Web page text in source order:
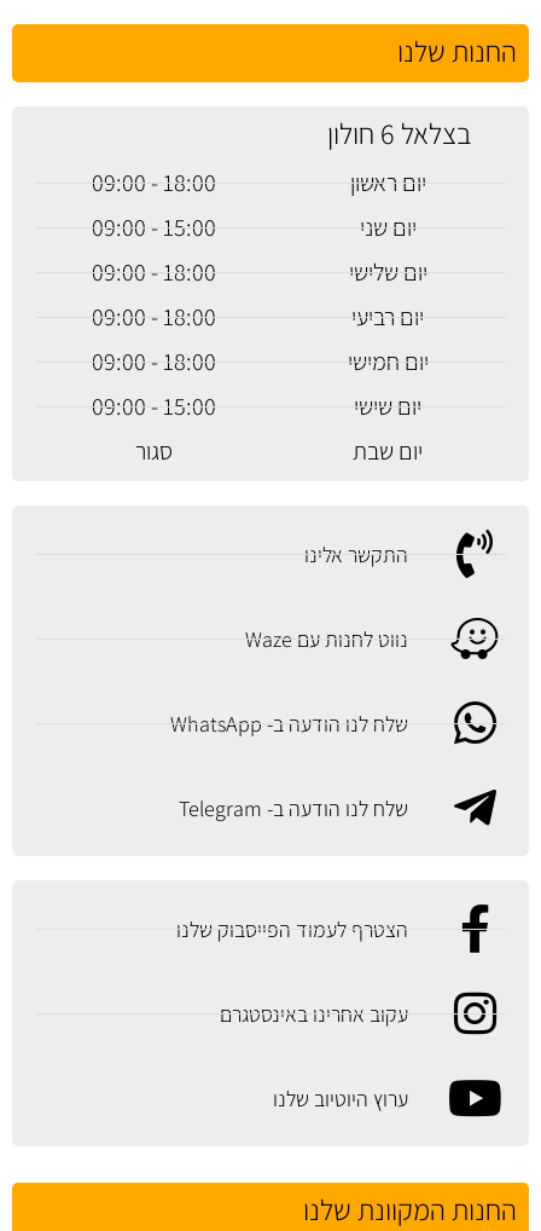
החנות שלנו
בצלאל 6 חולון
יום ראשון
יום שני
יום שלישי
יום רביעי
יום חמישי
יום שישי
יום שבת
18:00 - 09:00
15:00 - 09:00
18:00 - 09:00
18:00 - 09:00
18:00 - 09:00
15:00 - 09:00
סגור
התקשר אלינו
נווט לחנות עם Waze
שלח לנו הודעה ב- WhatsApp
שלח לנו הודעה ב- Telegram
הצטרף לעמוד הפייסבוק שלנו
עקוב אחרינו באינסטגרם
ערוץ היוטיוב שלנו
החנות המקוונת שלנו